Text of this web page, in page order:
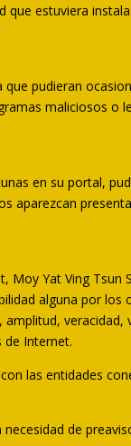
que estuviera
que pudieran
maliciosos o
en su portal,
aparezcan
Moy Yat Ving Tsun
alguna por los
veracidad,
de Internet.
las entidades
de